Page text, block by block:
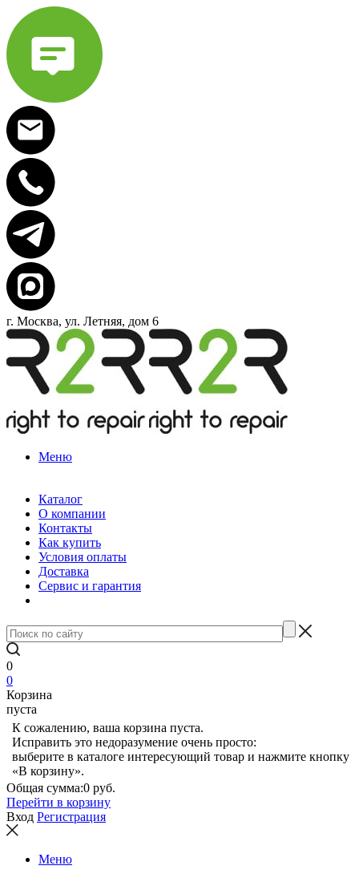
г. Москва, ул. Летняя, дом 6
Меню
Каталог
О компании
Контакты
Как купить
Условия оплаты
Доставка
Сервис и гарантия
0
0
Корзина
пуста
К сожалению, ваша корзина пуста.
Исправить это недоразумение очень просто:
выберите в каталоге интересующий товар и нажмите кнопку
«В корзину».
Общая сумма:0 руб.
Перейти в корзину
Вход Регистрация
Меню